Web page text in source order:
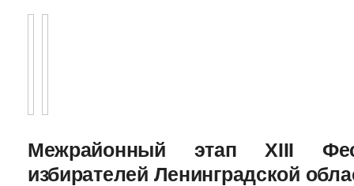
Межрайонный этап XIII
избирателей Ленинградской